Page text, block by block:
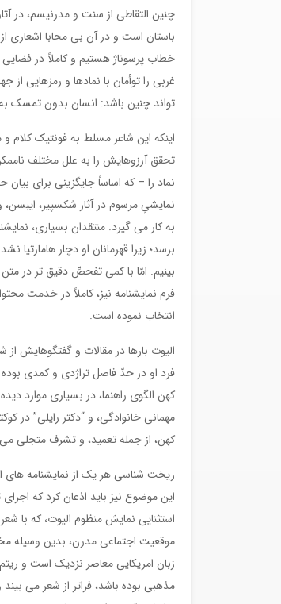
چنین التقاطی از سنت و مدرنیسم، در
باستان است و در آن بی محابا اشعاری
خطاب پرسوناژ هستیم و کاملاً در
غربی را توأمان با نمادها و رمزهایی
تواند چنین باشد: انسان بدون تمسک
اینکه این شاعر مسلط به فونتیک کلام
تحقق آرزوهایش را به علل مختلف
نماد را – که اساساً جایگزینی برای
نمایشیِ مرسوم در آثار شکسپیر،
به کار می گیرد. منتقدان بسیاری،
برسد؛ زیرا قهرمانان او دچار
بینیم. امّا با کمی تفحصِّ دقیق تر در
فرم نمایشنامه نیز، کاملاً در خدمت
انتخاب نموده است.
الیوت بارها در مقالات و گفتگوهایش
فرد او در حدّ فاصل تراژدی و کمدی
کهن الگوی راهنما، در بسیاری موارد
مهمانی خانوادگی، و “دکتر رایلی” در
کهن، از جمله تعمید، و تشرف متجلی می
ریخت شناسی هر یک از نمایشنامه های
این موضوع نیز باید اذعان کرد که
استثنایی نمایش منظوم الیوت، که با
موقعیت اجتماعی مدرن، بدین وسیله
زبان امریکایی معاصر نزدیک است و
مذهبی بوده باشد، فراتر از شعر می